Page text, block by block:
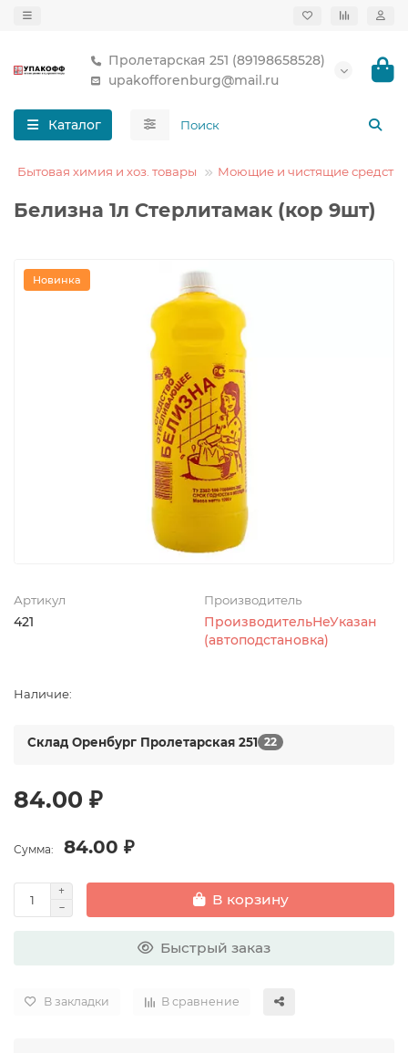
Пролетарская 251 (89198658528)
upakofforenburg@mail.ru
Каталог
Бытовая химия и хоз. товары Моющие и чистящие средства
Белизна 1л Стерлитамак (кор 9шт)
Новинка
Артикул
421
Производитель
ПроизводительНеУказан
(автоподстановка)
Наличие:
Склад Оренбург Пролетарская 251 22
84.00 ₽
Сумма: 84.00 ₽
В корзину
Быстрый заказ
В закладки В сравнение